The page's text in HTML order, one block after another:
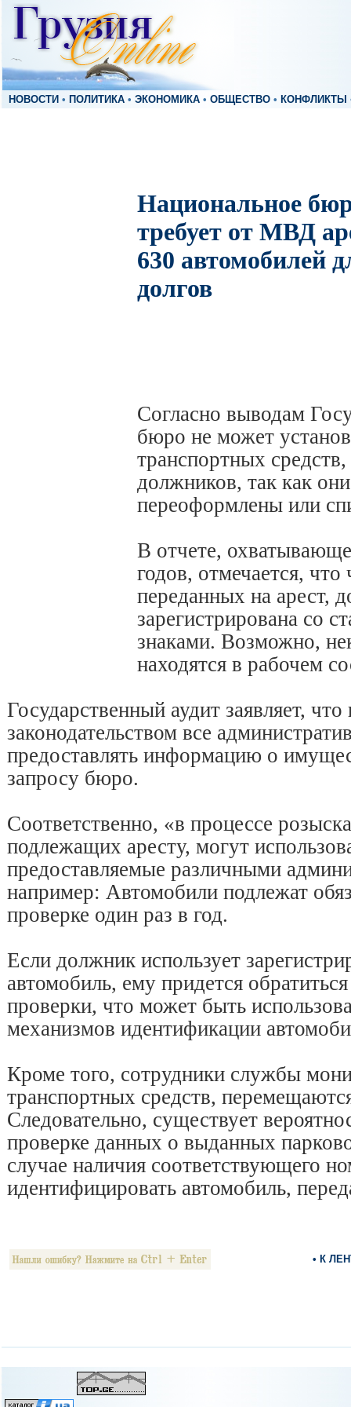
НОВОСТИ • ПОЛИТИКА • ЭКОНОМИКА • ОБЩЕСТВО • КОНФЛИКТЫ
Национальное
требует от МВД
630 автомобилей
долгов
Согласно выводам
бюро не может
транспортных
должников, так как
переоформлены или
В отчете,
годов, отмечается,
переданных на арест,
зарегистрирована со
знаками. Возможно,
находятся в рабочем
Государственный аудит заявляет, что
законодательством все
предоставлять информацию о
запросу бюро.
Соответственно, «в процессе
подлежащих аресту, могут
предоставляемые различными
например: Автомобили подлежат
проверке один раз в год.
Если должник использует
автомобиль, ему придется
проверки, что может быть
механизмов идентификации
Кроме того, сотрудники службы
транспортных средств,
Следовательно, существует
проверке данных о выданных
случае наличия соответствующего
идентифицировать автомобиль,
• К